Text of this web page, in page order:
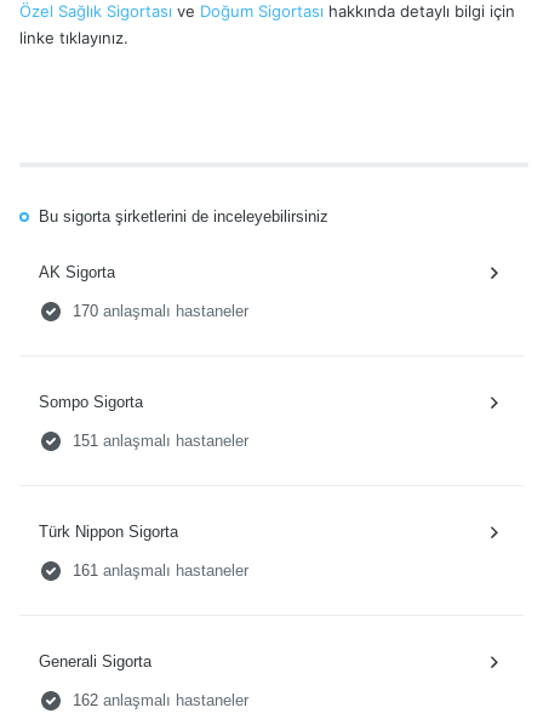
Özel Sağlık Sigortası ve Doğum Sigortası hakkında detaylı bilgi için
linke tıklayınız.
Bu sigorta şirketlerini de inceleyebilirsiniz
AK Sigorta
170 anlaşmalı hastaneler
Sompo Sigorta
151 anlaşmalı hastaneler
Türk Nippon Sigorta
161 anlaşmalı hastaneler
Generali Sigorta
162 anlaşmalı hastaneler